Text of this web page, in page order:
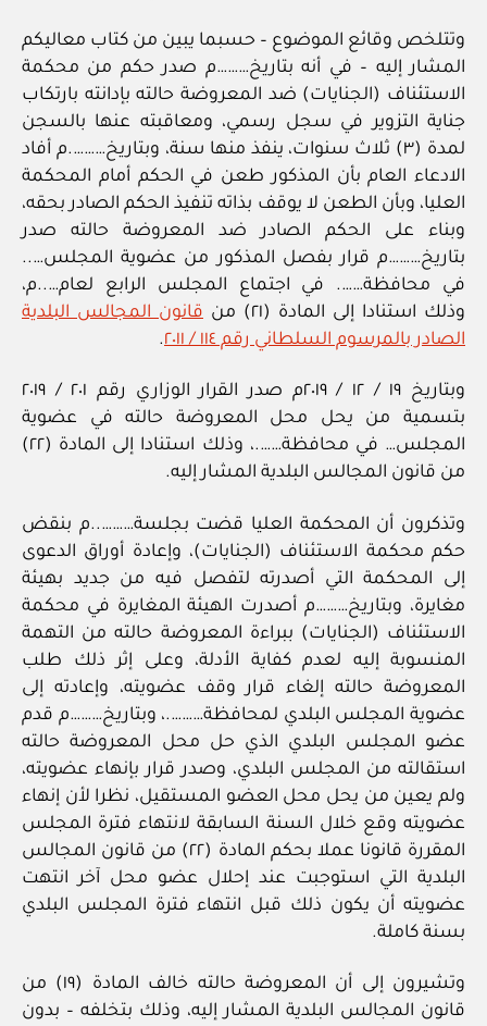
وتتلخص وقائع الموضوع – حسبما يبين من كتاب معاليكم
المشار إليه – في أنه بتاريخ………م صدر حكم من محكمة
الاستئناف (الجنايات) ضد المعروضة حالته بإدانته بارتكاب
جناية التزوير في سجل رسمي، ومعاقبته عنها بالسجن
لمدة (٣) ثلاث سنوات، ينفذ منها سنة، وبتاريخ……….م أفاد
الادعاء العام بأن المذكور طعن في الحكم أمام المحكمة
العليا، وبأن الطعن لا يوقف بذاته تنفيذ الحكم الصادر بحقه،
وبناء على الحكم الصادر ضد المعروضة حالته صدر
بتاريخ………م قرار بفصل المذكور من عضوية المجلس…..
في محافظة……. في اجتماع المجلس الرابع لعام…..م،
وذلك استنادا إلى المادة (٢١) من
قانون المجالس البلدية
الصادر بالمرسوم السلطاني رقم ١١٤ / ٢٠١١
.
وبتاريخ ١٩ / ١٢ / ٢٠١٩م صدر القرار الوزاري رقم ٢٠١ / ٢٠١٩
بتسمية من يحل محل المعروضة حالته في عضوية
المجلس… في محافظة…….، وذلك استنادا إلى المادة (٢٢)
من قانون المجالس البلدية المشار إليه.
وتذكرون أن المحكمة العليا قضت بجلسة………..م بنقض
حكم محكمة الاستئناف (الجنايات)، وإعادة أوراق الدعوى
إلى المحكمة التي أصدرته لتفصل فيه من جديد بهيئة
مغايرة، وبتاريخ………م أصدرت الهيئة المغايرة في محكمة
الاستئناف (الجنايات) ببراءة المعروضة حالته من التهمة
المنسوبة إليه لعدم كفاية الأدلة، وعلى إثر ذلك طلب
المعروضة حالته إلغاء قرار وقف عضويته، وإعادته إلى
عضوية المجلس البلدي لمحافظة……….، وبتاريخ………م قدم
عضو المجلس البلدي الذي حل محل المعروضة حالته
استقالته من المجلس البلدي، وصدر قرار بإنهاء عضويته،
ولم يعين من يحل محل العضو المستقيل، نظرا لأن إنهاء
عضويته وقع خلال السنة السابقة لانتهاء فترة المجلس
المقررة قانونا عملا بحكم المادة (٢٢) من قانون المجالس
البلدية التي استوجبت عند إحلال عضو محل آخر انتهت
عضويته أن يكون ذلك قبل انتهاء فترة المجلس البلدي
بسنة كاملة.
وتشيرون إلى أن المعروضة حالته خالف المادة (١٩) من
قانون المجالس البلدية المشار إليه، وذلك بتخلفه – بدون